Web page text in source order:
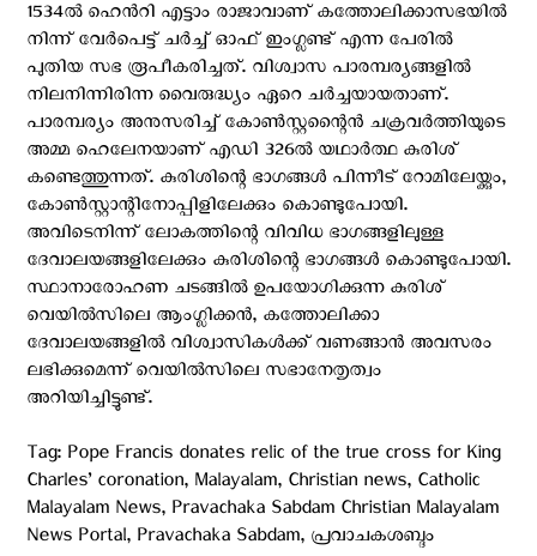
1534ൽ ഹെൻറി എട്ടാം രാജാവാണ് കത്തോലിക്കാസഭയിൽ
നിന്ന് വേർപെട്ട് ചർച്ച് ഓഫ് ഇംഗ്ലണ്ട് എന്ന പേരിൽ
പുതിയ സഭ രൂപീകരിച്ചത്. വിശ്വാസ പാരമ്പര്യങ്ങളില്‍
നിലനിന്നിരിന്ന വൈരുദ്ധ്യം ഏറെ ചര്‍ച്ചയായതാണ്.
പാരമ്പര്യം അനുസരിച്ച് കോൺസ്റ്റന്റൈൻ ചക്രവർത്തിയുടെ
അമ്മ ഹെലേനയാണ് എഡി 326ൽ യഥാർത്ഥ കുരിശ്
കണ്ടെത്തുന്നത്. കുരിശിന്റെ ഭാഗങ്ങൾ പിന്നീട് റോമിലേയ്ക്കും,
കോൺസ്റ്റാന്റിനോപ്പിളിലേക്കും കൊണ്ടുപോയി.
അവിടെനിന്ന് ലോകത്തിന്റെ വിവിധ ഭാഗങ്ങളിലുള്ള
ദേവാലയങ്ങളിലേക്കും കുരിശിന്റെ ഭാഗങ്ങൾ കൊണ്ടുപോയി.
സ്ഥാനാരോഹണ ചടങ്ങിൽ ഉപയോഗിക്കുന്ന കുരിശ്
വെയിൽസിലെ ആംഗ്ലിക്കൻ, കത്തോലിക്കാ
ദേവാലയങ്ങളിൽ വിശ്വാസികൾക്ക് വണങ്ങാൻ അവസരം
ലഭിക്കുമെന്ന് വെയിൽസിലെ സഭാനേതൃത്വം
അറിയിച്ചിട്ടുണ്ട്.
Tag: Pope Francis donates relic of the true cross for King
Charles’ coronation, Malayalam, Christian news, Catholic
Malayalam News, Pravachaka Sabdam Christian Malayalam
News Portal, Pravachaka Sabdam, പ്രവാചകശബ്ദം